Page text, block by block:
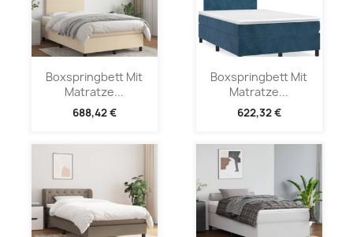
Boxspringbett Mit
Matratze...
688,42 €
Boxspringbett Mit
Matratze...
622,32 €